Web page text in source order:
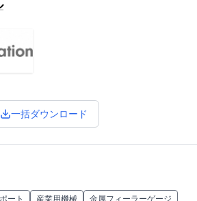
一括ダウンロード
ート 産業用機械 金属フィーラーゲージ